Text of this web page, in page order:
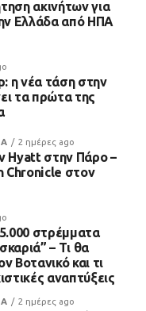
ακινήτων για
Ελλάδα από ΗΠΑ
η νέα τάση στην
τα πρώτα της
2 ημέρες ago
Hyatt στην Πάρο –
Chronicle στον
στρέμματα
– Τι θα
Βοτανικό και τι
αναπτύξεις
2 ημέρες ago